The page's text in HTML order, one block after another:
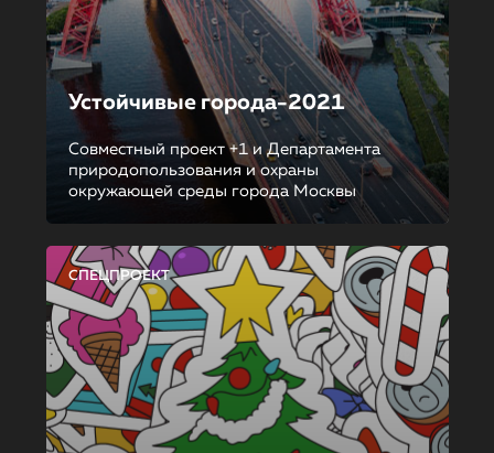
Устойчивые города-2021
Совместный проект +1 и Департамента
природопользования и охраны
окружающей среды города Москвы
СПЕЦПРОЕКТ